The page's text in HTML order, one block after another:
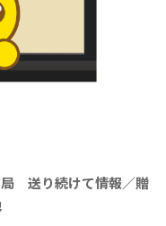
局 送り続けて情報／贈